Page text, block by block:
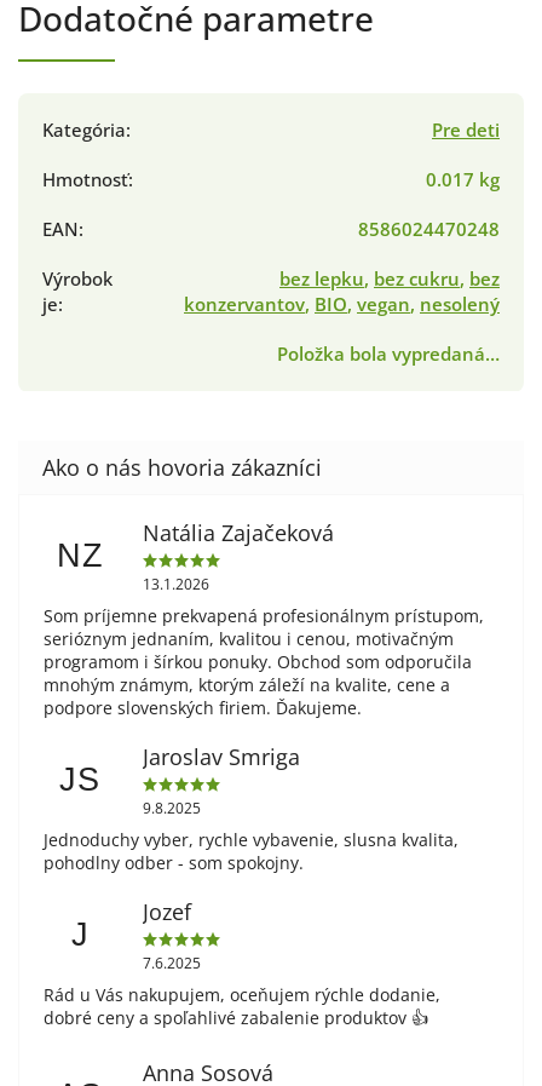
Dodatočné parametre
Kategória:
Pre deti
Hmotnosť:
0.017 kg
EAN:
8586024470248
Výrobok
je:
bez lepku, bez cukru, bez
konzervantov, BIO, vegan, nesolený
Položka bola vypredaná…
NZ
Natália Zajačeková
13.1.2026
Som príjemne prekvapená profesionálnym prístupom,
serióznym jednaním, kvalitou i cenou, motivačným
programom i šírkou ponuky. Obchod som odporučila
mnohým známym, ktorým záleží na kvalite, cene a
podpore slovenských firiem. Ďakujeme.
JS
Jaroslav Smriga
9.8.2025
Jednoduchy vyber, rychle vybavenie, slusna kvalita,
pohodlny odber - som spokojny.
J
Jozef
7.6.2025
Rád u Vás nakupujem, oceňujem rýchle dodanie,
dobré ceny a spoľahlivé zabalenie produktov 👍
Anna Sosová